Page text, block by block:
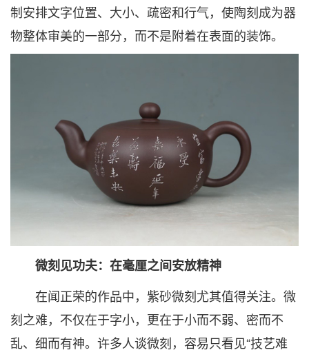
制安排文字位置、大小、疏密和行气，使陶刻成为器
物整体审美的一部分，而不是附着在表面的装饰。
微刻见功夫：在毫厘之间安放精神
在闻正荣的作品中，紫砂微刻尤其值得关注。微
刻之难，不仅在于字小，更在于小而不弱、密而不
乱、细而有神。许多人谈微刻，容易只看见“技艺难